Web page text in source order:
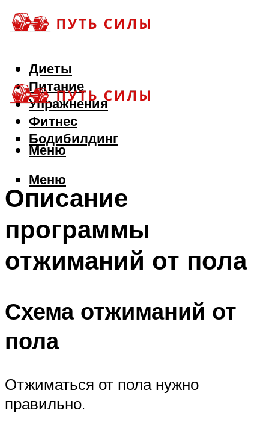
Диеты
Питание
Упражнения
Фитнес
Бодибилдинг
Меню
Меню
Описание
программы
отжиманий от пола
Схема отжиманий от
пола
Отжиматься от пола нужно
правильно.